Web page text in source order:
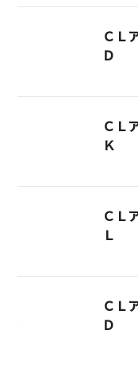
ＣＬ
Ｄ
ＣＬ
Ｋ
ＣＬ
Ｌ
ＣＬ
Ｄ